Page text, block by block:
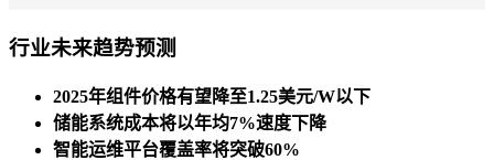
行业未来趋势预测
2025年组件价格有望降至1.25美元/W以下
储能系统成本将以年均7%速度下降
智能运维平台覆盖率将突破60%